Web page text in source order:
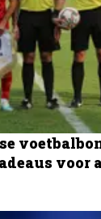
voor